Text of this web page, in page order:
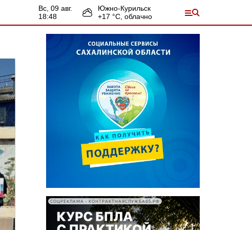
вс, 09 авг.
18:48
Южно-Курильск
+17 °С, облачно
СОЦРЕКЛАМА • КОНТРАКТНАЯСЛУЖБА65.РФ